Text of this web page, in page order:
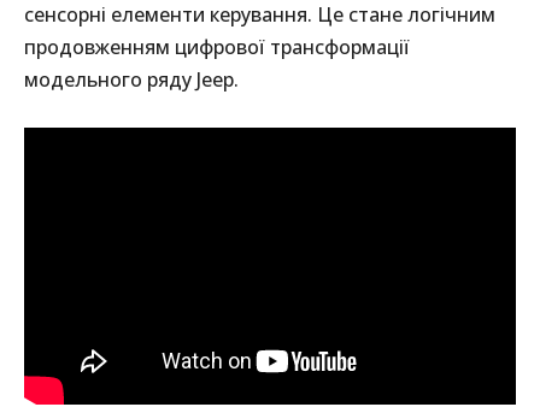
сенсорні елементи керування. Це стане логічним
продовженням цифрової трансформації
модельного ряду Jeep.